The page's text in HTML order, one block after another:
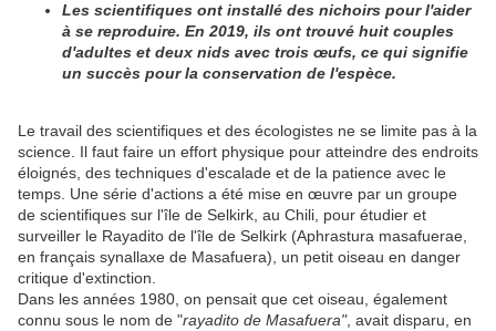
Les scientifiques ont installé des nichoirs pour l'aider
à se reproduire. En 2019, ils ont trouvé huit couples
d'adultes et deux nids avec trois œufs, ce qui signifie
un succès pour la conservation de l'espèce.
Le travail des scientifiques et des écologistes ne se limite pas à la
science. Il faut faire un effort physique pour atteindre des endroits
éloignés, des techniques d'escalade et de la patience avec le
temps. Une série d'actions a été mise en œuvre par un groupe
de scientifiques sur l'île de Selkirk, au Chili, pour étudier et
surveiller le Rayadito de l'île de Selkirk (Aphrastura masafuerae,
en français synallaxe de Masafuera), un petit oiseau en danger
critique d'extinction.
Dans les années 1980, on pensait que cet oiseau, également
connu sous le nom de "rayadito de Masafuera", avait disparu, en